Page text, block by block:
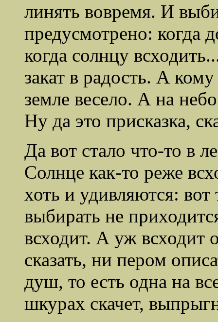
линять вовремя. И
предусмотрено: когда
когда солнцу
закат в радость. А
земле весело. А на
Ну да это присказка,
Да вот стало что-то в
Солнце как-то реже
хоть и удивляются: вот
выбирать не
всходит. А уж всходит
сказать, ни пером
душ, то есть одна на
шкурах скачет,